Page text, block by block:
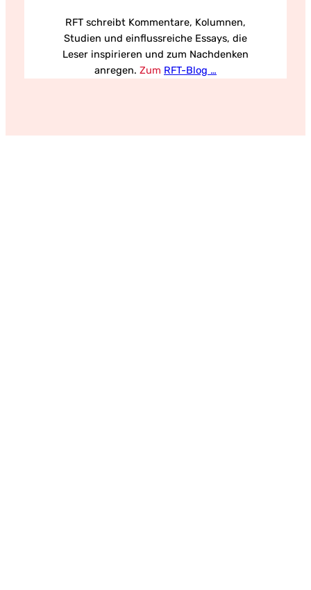
RFT schreibt Kommentare, Kolumnen,
Studien und einflussreiche Essays, die
Leser inspirieren und zum Nachdenken
anregen. Zum RFT-Blog …